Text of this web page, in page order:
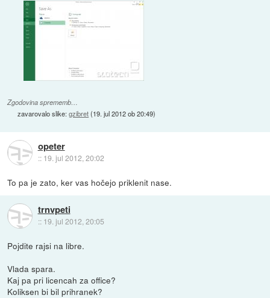
Zgodovina sprememb…
zavarovalo slike:gzibret(19. jul 2012 ob 20:49)
opeter
:: 19. jul 2012, 20:02
To pa je zato, ker vas hočejo priklenit nase.
trnvpeti
:: 19. jul 2012, 20:05
Pojdite rajsi na libre.
Vlada spara.
Kaj pa pri licencah za office?
Koliksen bi bil prihranek?